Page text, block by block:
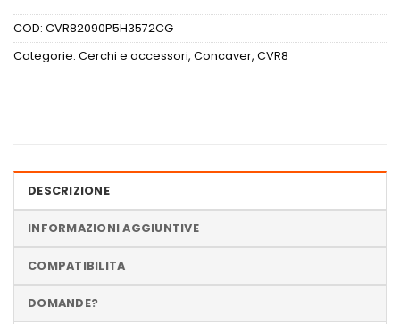
COD: CVR82090P5H3572CG
Categorie: Cerchi e accessori, Concaver, CVR8
DESCRIZIONE
INFORMAZIONI AGGIUNTIVE
COMPATIBILITA
DOMANDE?